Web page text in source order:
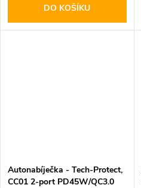
DO KOŠÍKU
Autonabíječka - Tech-Protect,
CC01 2-port PD45W/QC3.0